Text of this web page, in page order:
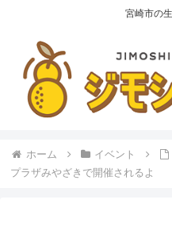
宮崎市の
ホーム イベント
プラザみやざきで開催されるよ